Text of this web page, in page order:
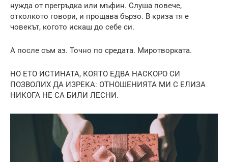
нужда от прегръдка или мъфин. Слуша повече,
отколкото говори, и прощава бързо. В криза тя е
човекът, когото искаш до себе си.
А после съм аз. Точно по средата. Миротворката.
НО ЕТО ИСТИНАТА, КОЯТО ЕДВА НАСКОРО СИ
ПОЗВОЛИХ ДА ИЗРЕКА: ОТНОШЕНИЯТА МИ С ЕЛИЗА
НИКОГА НЕ СА БИЛИ ЛЕСНИ.